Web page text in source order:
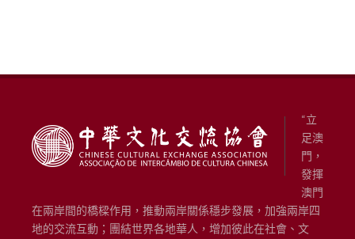
“立
足澳
門，
發揮
澳門
在兩岸間的橋樑作用，推動兩岸關係穩步發展，加強兩岸四
地的交流互動；團結世界各地華人，增加彼此在社會、文